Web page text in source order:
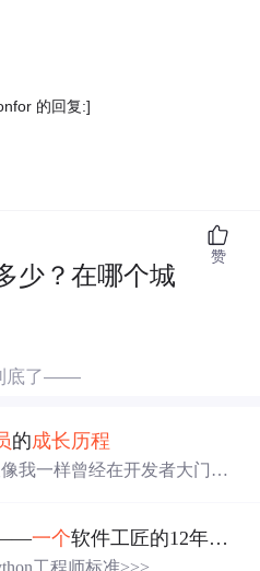
的回复:]
少？在哪个城
赞
了——
的成长历程
我一样曾经在开发者大门口
始博客之旅的开端，希望能
、分享技术心得的道上渐行
——一个软件工匠的12年》（熊节）